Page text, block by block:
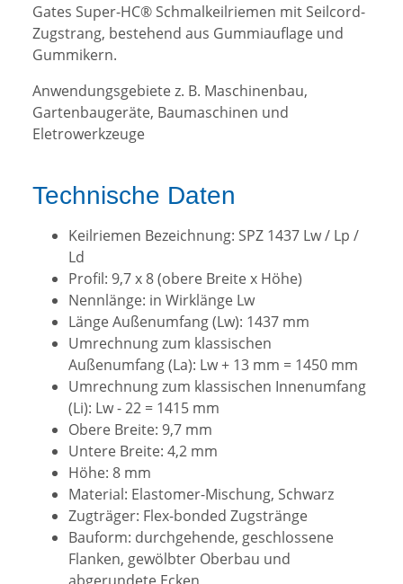
Gates Super-HC® Schmalkeilriemen mit Seilcord-
Zugstrang, bestehend aus Gummiauflage und
Gummikern.
Anwendungsgebiete z. B. Maschinenbau,
Gartenbaugeräte, Baumaschinen und
Eletrowerkzeuge
Technische Daten
Keilriemen Bezeichnung: SPZ 1437 Lw / Lp /
Ld
Profil: 9,7 x 8 (obere Breite x Höhe)
Nennlänge: in Wirklänge Lw
Länge Außenumfang (Lw): 1437 mm
Umrechnung zum klassischen
Außenumfang (La): Lw + 13 mm = 1450 mm
Umrechnung zum klassischen Innenumfang
(Li): Lw - 22 = 1415 mm
Obere Breite: 9,7 mm
Untere Breite: 4,2 mm
Höhe: 8 mm
Material: Elastomer-Mischung, Schwarz
Zugträger: Flex-bonded Zugstränge
Bauform: durchgehende, geschlossene
Flanken, gewölbter Oberbau und